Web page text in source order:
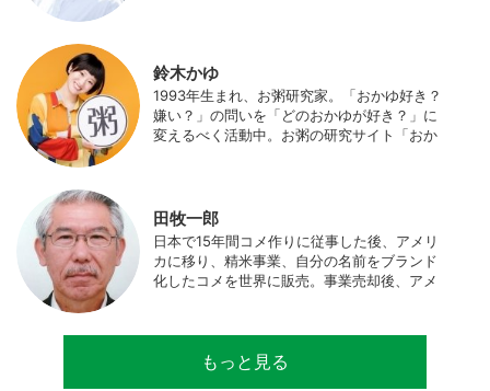
食事やお弁当づくりを通して、食育にも目を
向けている。プロフィール写真 ©杉山晃造
鈴木かゆ
1993年生まれ、お粥研究家。「おかゆ好き？
嫌い？」の問いを「どのおかゆが好き？」に
変えるべく活動中。お粥の研究サイト「おか
田牧一郎
日本で15年間コメ作りに従事した後、アメリ
カに移り、精米事業、自分の名前をブランド
化したコメを世界に販売。事業売却後、アメ
サルティングとして関わり、企業などの依頼
で世界12カ国の良質米生産可能産地を訪問調
もっと見る